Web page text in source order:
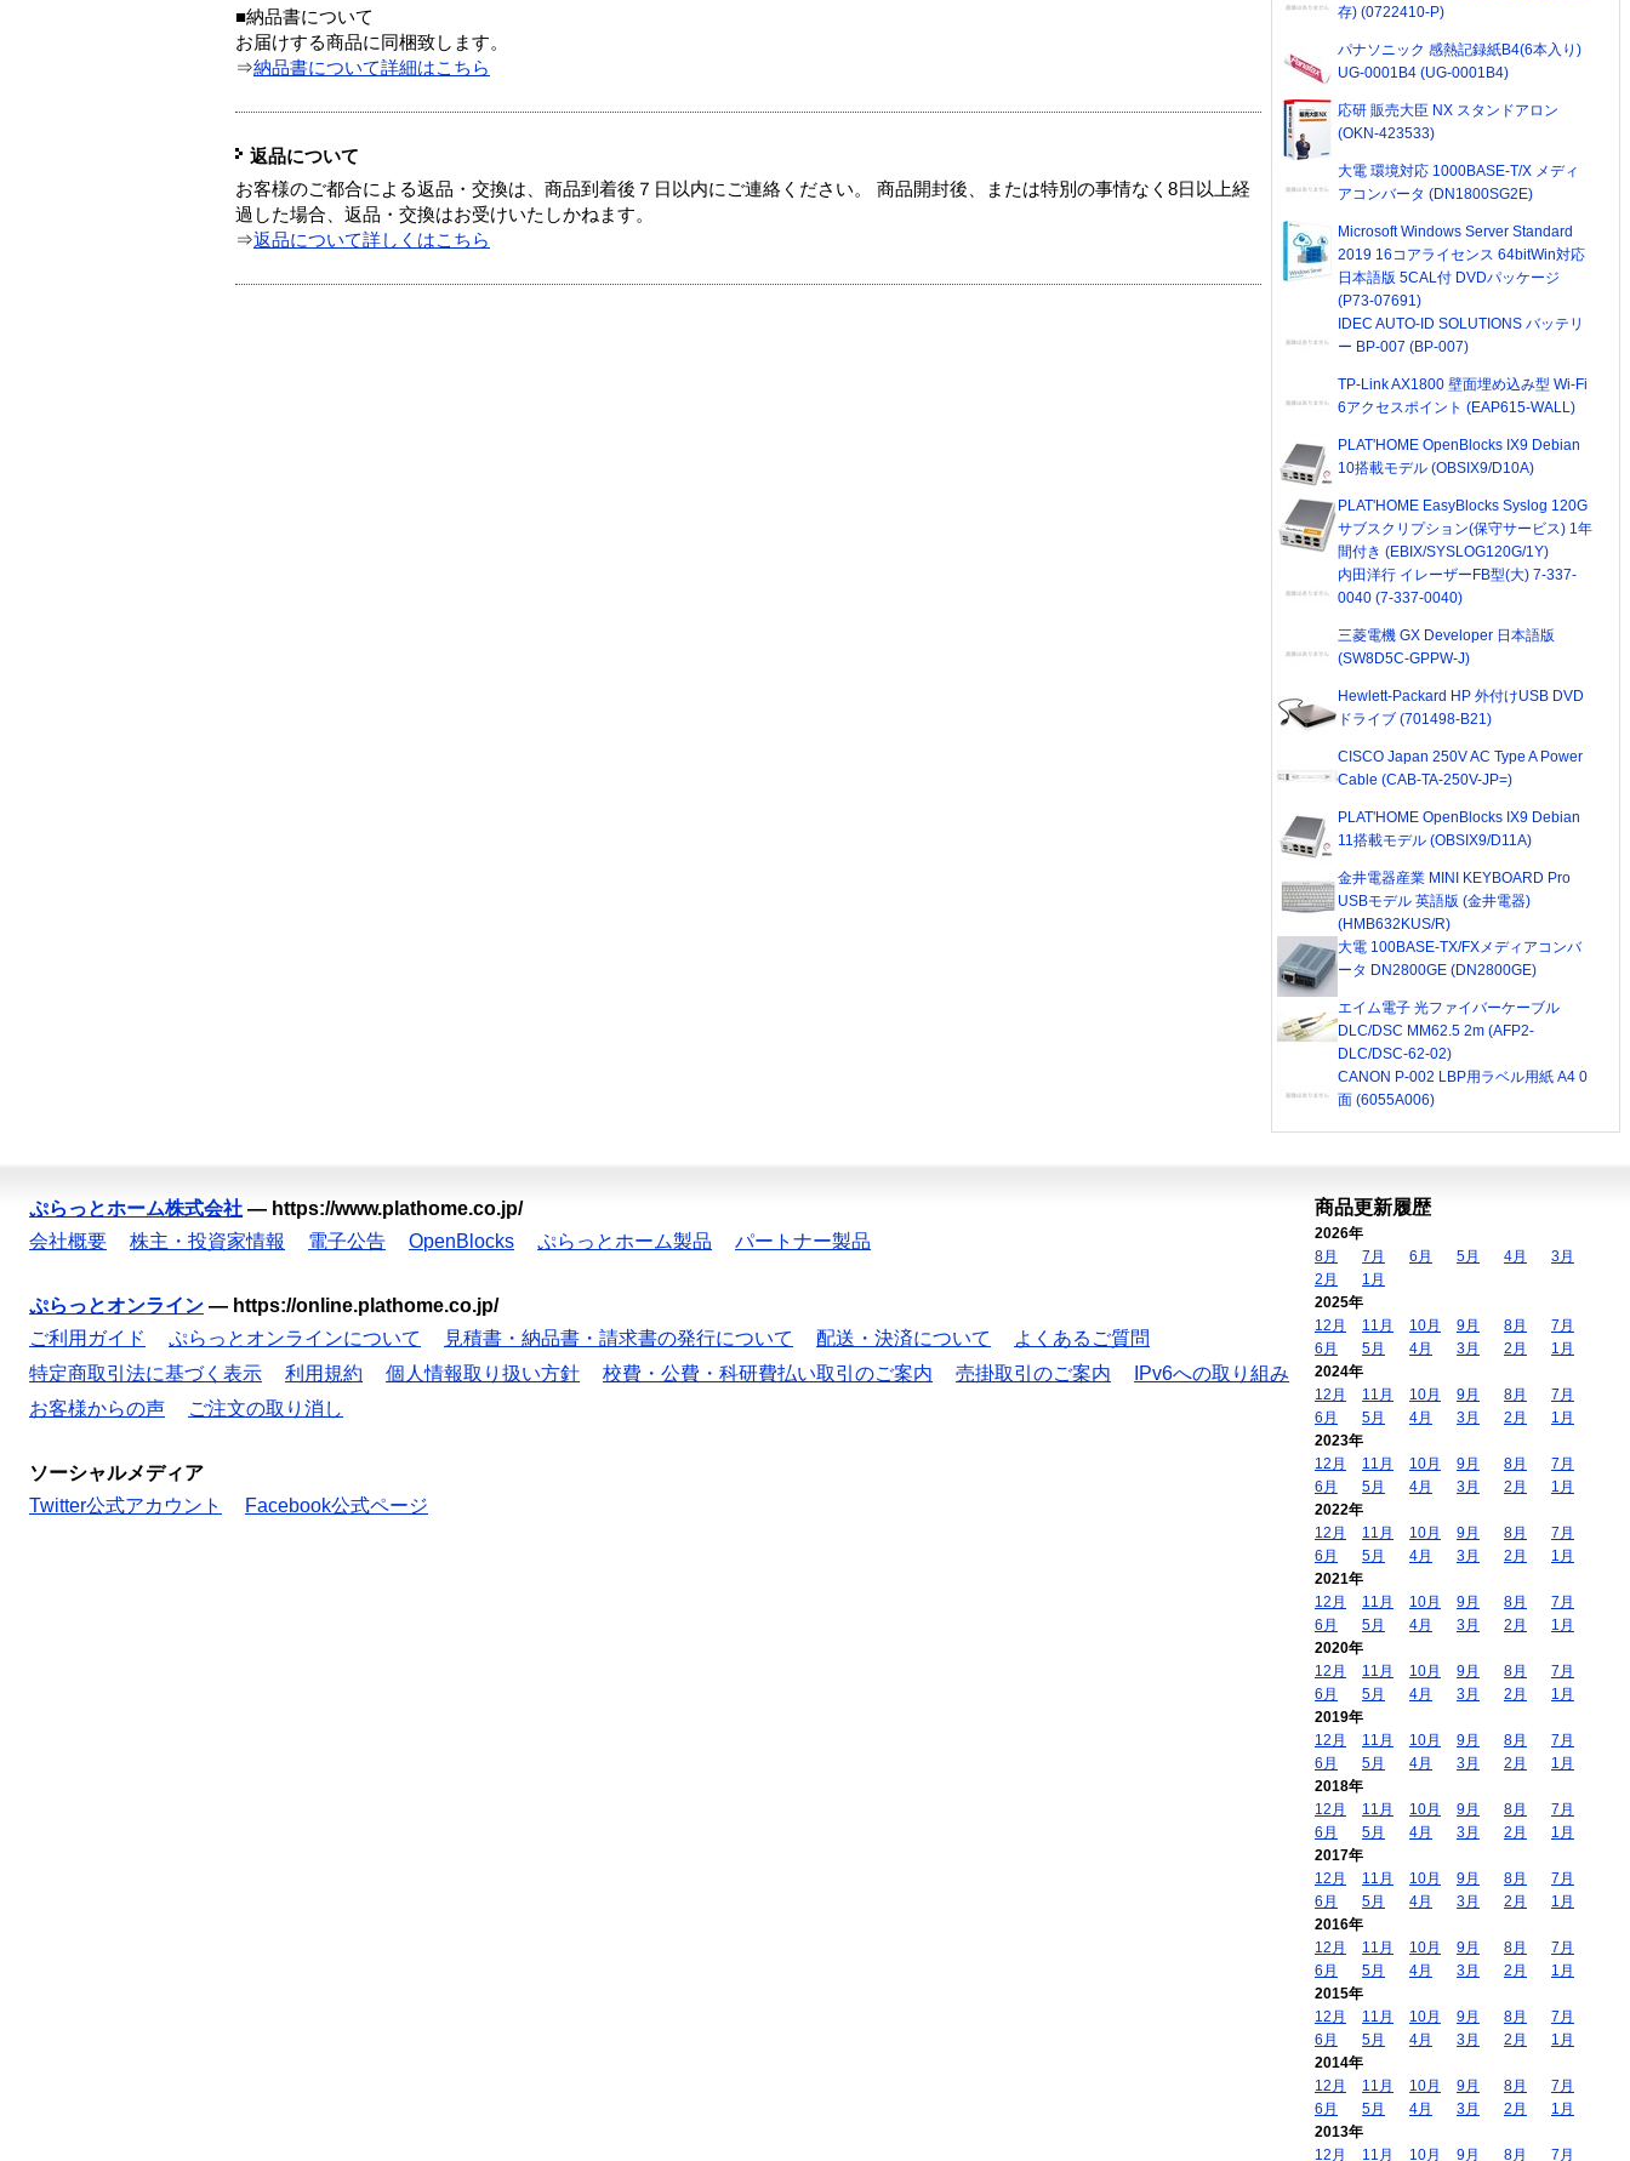
■納品書について
お届けする商品に同梱致します。
⇒納品書について詳細はこちら
返品について
お客様のご都合による返品・交換は、商品到着後７日以内にご連絡ください。 商品開封後、または特別の事情なく8日以上経
過した場合、返品・交換はお受けいたしかねます。
⇒返品について詳しくはこちら
存) (0722410-P)
パナソニック 感熱記録紙B4(6本入り)
UG-0001B4 (UG-0001B4)
応研 販売大臣 NX スタンドアロン
(OKN-423533)
大電 環境対応 1000BASE-T/X メディ
アコンバータ (DN1800SG2E)
Microsoft Windows Server Standard
2019 16コアライセンス 64bitWin対応
日本語版 5CAL付 DVDパッケージ
(P73-07691)
IDEC AUTO-ID SOLUTIONS バッテリ
ー BP-007 (BP-007)
TP-Link AX1800 壁面埋め込み型 Wi-Fi
6アクセスポイント (EAP615-WALL)
PLAT'HOME OpenBlocks IX9 Debian
10搭載モデル (OBSIX9/D10A)
PLAT'HOME EasyBlocks Syslog 120G
サブスクリプション(保守サービス) 1年
間付き (EBIX/SYSLOG120G/1Y)
内田洋行 イレーザーFB型(大) 7-337-
0040 (7-337-0040)
三菱電機 GX Developer 日本語版
(SW8D5C-GPPW-J)
Hewlett-Packard HP 外付けUSB DVD
ドライブ (701498-B21)
CISCO Japan 250V AC Type A Power
Cable (CAB-TA-250V-JP=)
PLAT'HOME OpenBlocks IX9 Debian
11搭載モデル (OBSIX9/D11A)
金井電器産業 MINI KEYBOARD Pro
USBモデル 英語版 (金井電器)
(HMB632KUS/R)
大電 100BASE-TX/FXメディアコンバ
ータ DN2800GE (DN2800GE)
エイム電子 光ファイバーケーブル
DLC/DSC MM62.5 2m (AFP2-
DLC/DSC-62-02)
CANON P-002 LBP用ラベル用紙 A4 0
面 (6055A006)
ぷらっとホーム株式会社 — https://www.plathome.co.jp/
会社概要
株主・投資家情報 電子公告 OpenBlocks ぷらっとホーム製品 パートナー製品
ぷらっとオンライン — https://online.plathome.co.jp/
ご利用ガイド
ぷらっとオンラインについて 見積書・納品書・請求書の発行について 配送・決済について
よくあるご質問
特定商取引法に基づく表示
利用規約 個人情報取り扱い方針 校費・公費・科研費払い取引のご案内 売掛取引のご案内
IPv6への取り組み
お客様からの声
ご注文の取り消し
ソーシャルメディア
Twitter公式アカウント
Facebook公式ページ
商品更新履歴
2026年
8月
7月 6月 5月 4月
3月
2月
1月
2025年
12月
11月 10月 9月 8月
7月
6月
5月 4月 3月 2月
1月
2024年
12月
11月 10月 9月 8月
7月
6月
5月 4月 3月 2月
1月
2023年
12月
11月 10月 9月 8月
7月
6月
5月 4月 3月 2月
1月
2022年
12月
11月 10月 9月 8月
7月
6月
5月 4月 3月 2月
1月
2021年
12月
11月 10月 9月 8月
7月
6月
5月 4月 3月 2月
1月
2020年
12月
11月 10月 9月 8月
7月
6月
5月 4月 3月 2月
1月
2019年
12月
11月 10月 9月 8月
7月
6月
5月 4月 3月 2月
1月
2018年
12月
11月 10月 9月 8月
7月
6月
5月 4月 3月 2月
1月
2017年
12月
11月 10月 9月 8月
7月
6月
5月 4月 3月 2月
1月
2016年
12月
11月 10月 9月 8月
7月
6月
5月 4月 3月 2月
1月
2015年
12月
11月 10月 9月 8月
7月
6月
5月 4月 3月 2月
1月
2014年
12月
11月 10月 9月 8月
7月
6月
5月 4月 3月 2月
1月
2013年
12月
11月 10月 9月 8月 7月